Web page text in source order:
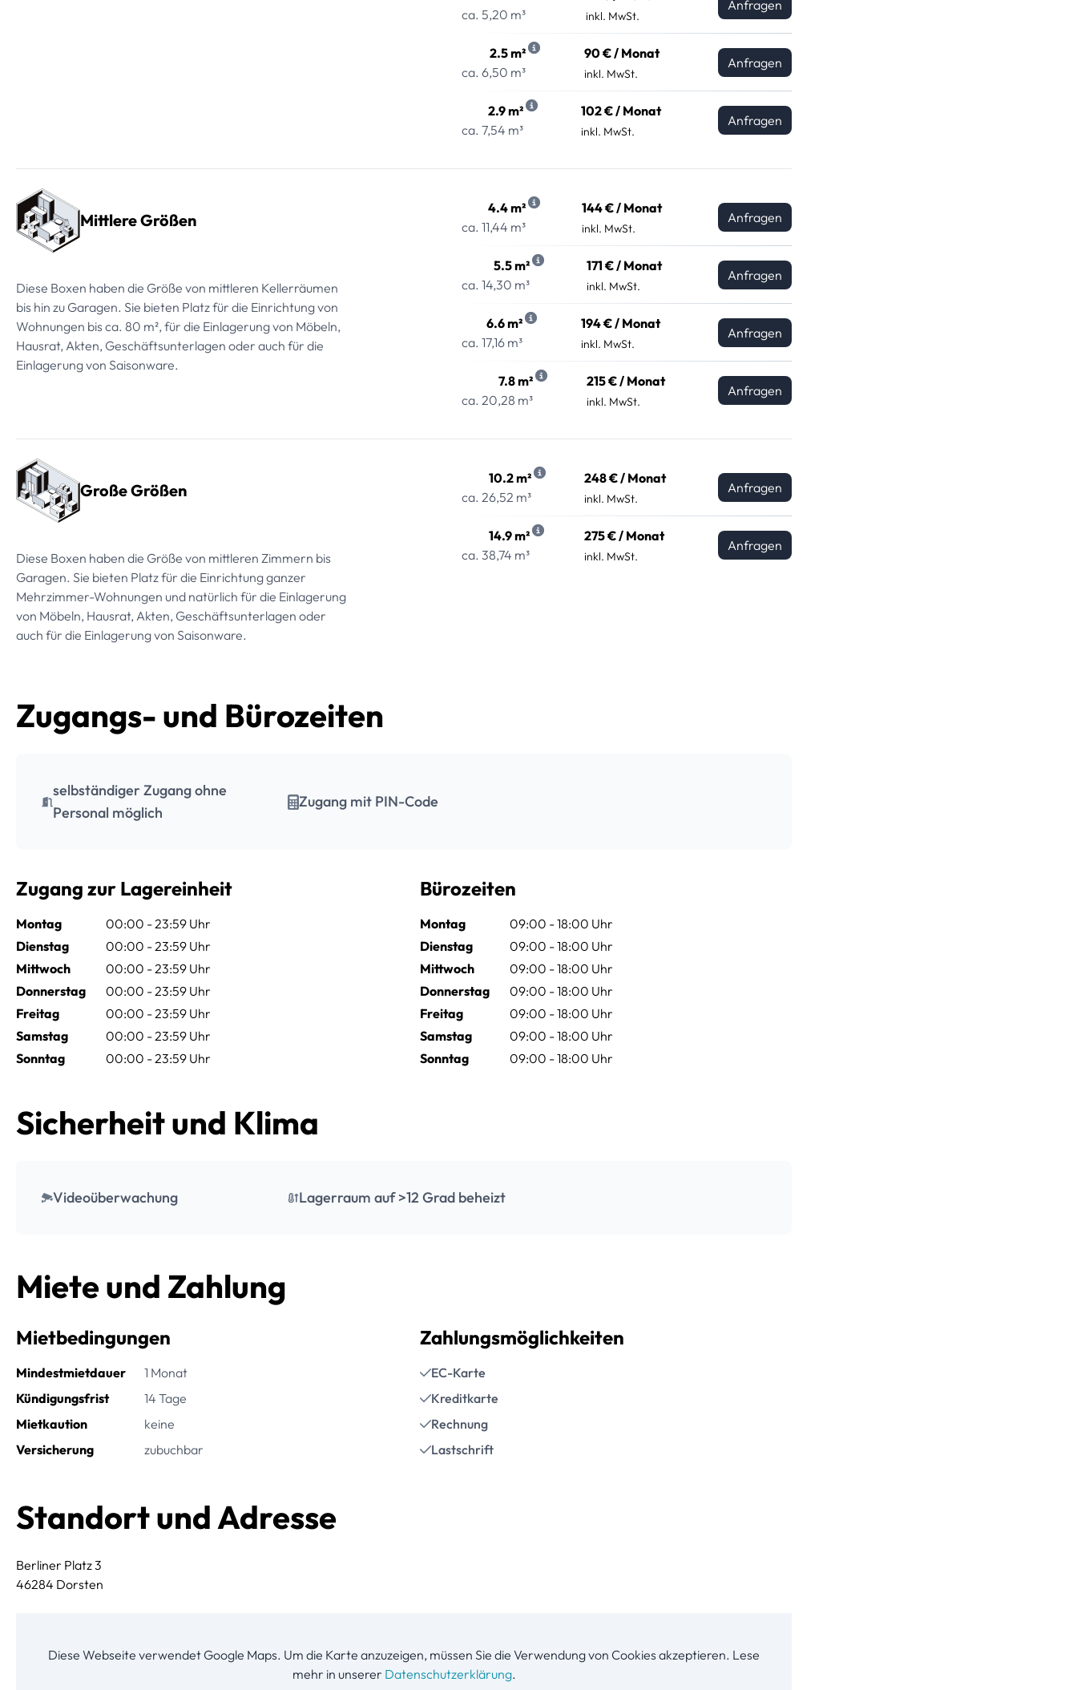
ca. 5,20 m³
inkl. MwSt.
Anfragen
2.5 m²
ca. 6,50 m³
90 € / Monat
inkl. MwSt.
Anfragen
2.9 m²
ca. 7,54 m³
102 € / Monat
inkl. MwSt.
Anfragen
Mittlere Größen
Diese Boxen haben die Größe von mittleren Kellerräumen
bis hin zu Garagen. Sie bieten Platz für die Einrichtung von
Wohnungen bis ca. 80 m², für die Einlagerung von Möbeln,
Hausrat, Akten, Geschäftsunterlagen oder auch für die
Einlagerung von Saisonware.
4.4 m²
ca. 11,44 m³
144 € / Monat
inkl. MwSt.
Anfragen
5.5 m²
ca. 14,30 m³
171 € / Monat
inkl. MwSt.
Anfragen
6.6 m²
ca. 17,16 m³
194 € / Monat
inkl. MwSt.
Anfragen
7.8 m²
ca. 20,28 m³
215 € / Monat
inkl. MwSt.
Anfragen
Große Größen
Diese Boxen haben die Größe von mittleren Zimmern bis
Garagen. Sie bieten Platz für die Einrichtung ganzer
Mehrzimmer-Wohnungen und natürlich für die Einlagerung
von Möbeln, Hausrat, Akten, Geschäftsunterlagen oder
auch für die Einlagerung von Saisonware.
10.2 m²
ca. 26,52 m³
248 € / Monat
inkl. MwSt.
Anfragen
14.9 m²
ca. 38,74 m³
275 € / Monat
inkl. MwSt.
Anfragen
Zugangs- und Bürozeiten
selbständiger Zugang ohne
Personal möglich
Zugang mit PIN-Code
Zugang zur Lagereinheit
Montag
00:00 - 23:59 Uhr
Dienstag
00:00 - 23:59 Uhr
Mittwoch
00:00 - 23:59 Uhr
Donnerstag
00:00 - 23:59 Uhr
Freitag
00:00 - 23:59 Uhr
Samstag
00:00 - 23:59 Uhr
Sonntag
00:00 - 23:59 Uhr
Bürozeiten
Montag
09:00 - 18:00 Uhr
Dienstag
09:00 - 18:00 Uhr
Mittwoch
09:00 - 18:00 Uhr
Donnerstag
09:00 - 18:00 Uhr
Freitag
09:00 - 18:00 Uhr
Samstag
09:00 - 18:00 Uhr
Sonntag
09:00 - 18:00 Uhr
Sicherheit und Klima
Videoüberwachung Lagerraum auf >12 Grad beheizt
Miete und Zahlung
Mietbedingungen
Mindestmietdauer
1 Monat
Kündigungsfrist
14 Tage
Mietkaution
keine
Versicherung
zubuchbar
Zahlungsmöglichkeiten
EC-Karte
Kreditkarte
Rechnung
Lastschrift
Standort und Adresse
Berliner Platz 3
46284 Dorsten
Diese Webseite verwendet Google Maps. Um die Karte anzuzeigen, müssen Sie die Verwendung von Cookies akzeptieren. Lese
mehr in unserer Datenschutzerklärung.